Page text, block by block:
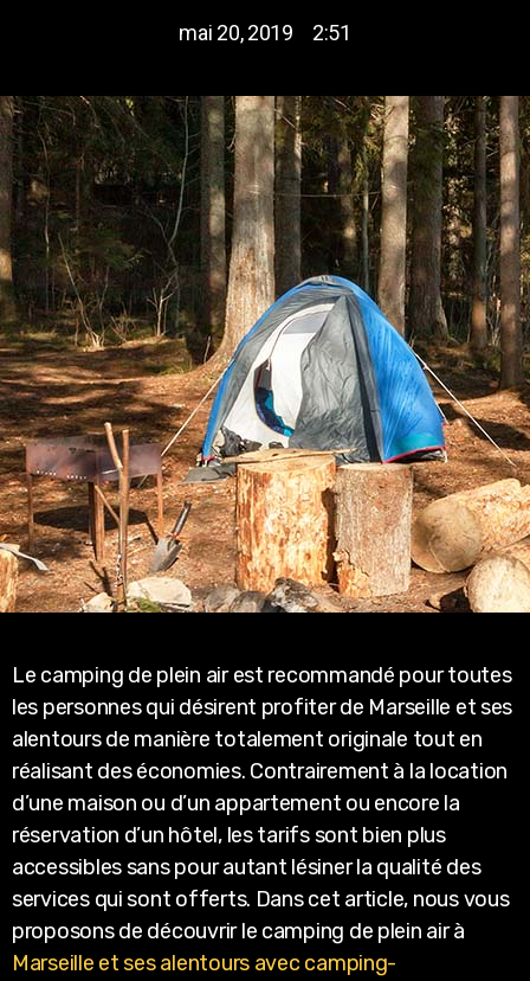
mai 20, 2019 2:51
Le camping de plein air est recommandé pour toutes
les personnes qui désirent profiter de Marseille et ses
alentours de manière totalement originale tout en
réalisant des économies. Contrairement à la location
d’une maison ou d’un appartement ou encore la
réservation d’un hôtel, les tarifs sont bien plus
accessibles sans pour autant lésiner la qualité des
services qui sont offerts. Dans cet article, nous vous
proposons de découvrir le camping de plein air à
Marseille et ses alentours avec camping-